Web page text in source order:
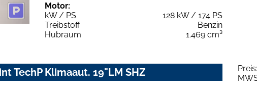
Motor:
kW / PS
128 kW / 174 PS
Treibstoff
Benzin
Hubraum
1.469 cm³
TechP Klimaaut. 19"LM SHZ Preis: